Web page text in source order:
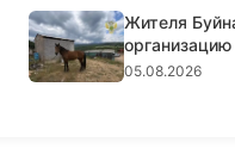
Жителя
05.08.2026